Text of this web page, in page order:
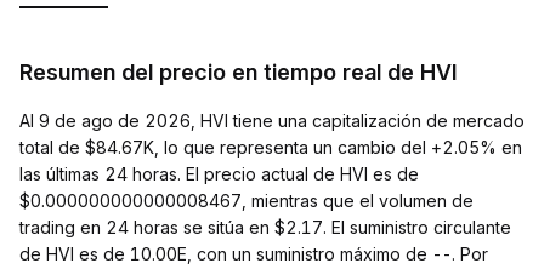
Resumen del precio en tiempo real de HVI
Al 9 de ago de 2026, HVI tiene una capitalización de mercado
total de $84.67K, lo que representa un cambio del +2.05% en
las últimas 24 horas. El precio actual de HVI es de
$0.000000000000008467, mientras que el volumen de
trading en 24 horas se sitúa en $2.17. El suministro circulante
de HVI es de 10.00E, con un suministro máximo de --. Por